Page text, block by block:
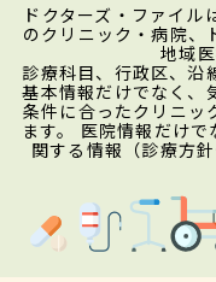
ドクターズ・ファイ
のクリニック・病院、
地域
診療科目、行政区、沿
基本情報だけでなく、
条件に合ったクリニッ
ます。 医院情報だけ
関する情報（診療方